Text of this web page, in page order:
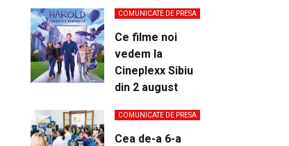
COMUNICATE DE PRESA
Ce filme noi
vedem la
Cineplexx Sibiu
din 2 august
COMUNICATE DE PRESA
Cea de-a 6-a